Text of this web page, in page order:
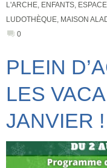
L'ARCHE, ENFANTS,
LUDOTHÈQUE, MAISON
0
PLEIN
LES
JANVIER !